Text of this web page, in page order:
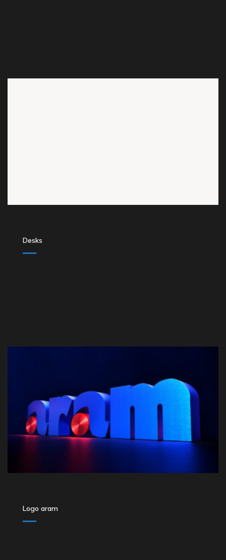
Desks
Logo aram